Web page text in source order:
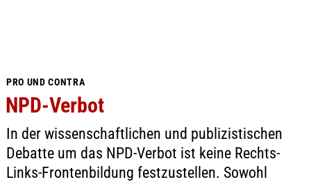
PRO UND CONTRA
NPD-Verbot
In der wissenschaftlichen und publizistischen
Debatte um das NPD-Verbot ist keine Rechts-
Links-Frontenbildung festzustellen. Sowohl